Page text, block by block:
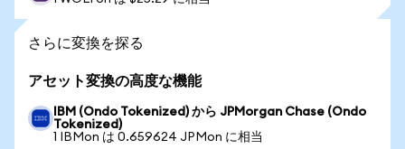
さらに変換を探る
アセット変換の高度な機能
IBM (Ondo Tokenized) から JPMorgan Chase (Ondo
Tokenized)
1 IBMon は 0.659624 JPMon に相当